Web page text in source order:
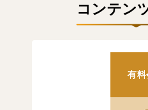
コンテン
有料